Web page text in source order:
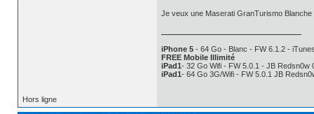
Je veux une Maserati GranTurismo
iPhone 5- 64 Go - Blanc - FW 6.1.2 -
FREE Mobile Illimité
iPad1- 32 Go Wifi - FW 5.0.1 - JB Redsn0w
iPad1- 64 Go 3G/Wifi - FW 5.0.1 JB
Hors ligne